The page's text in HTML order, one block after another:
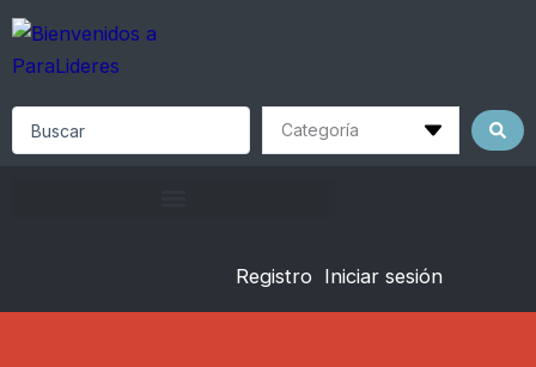
Skip
content
Registro Iniciar sesión